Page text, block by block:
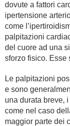
dovute a fattori
ipertensione
come
palpitazioni
del cuore ad una
sforzo fisico. Esse
Le palpitazioni
e sono
una durata breve,
come nel caso
maggior parte dei